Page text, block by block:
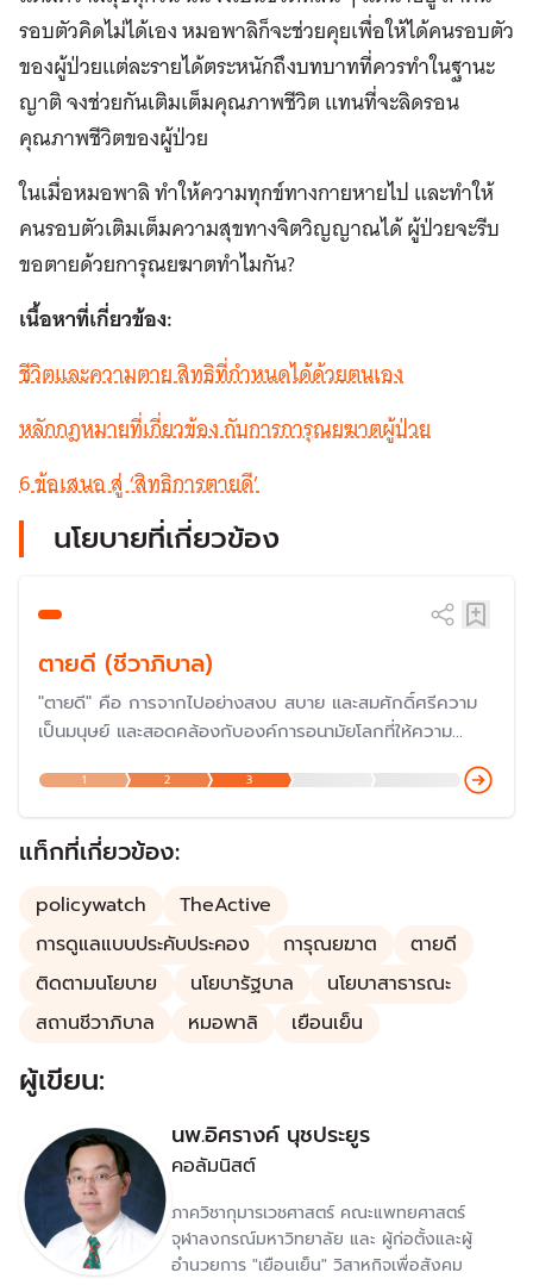
รอบตัวคิดไม่ได้เอง หมอพาลิก็จะช่วยคุยเพื่อให้ได้คนรอบตัว
ของผู้ป่วยแต่ละรายได้ตระหนักถึงบทบาทที่ควรทำในฐานะ
ญาติ จงช่วยกันเติมเต็มคุณภาพชีวิต แทนที่จะลิดรอน
คุณภาพชีวิตของผู้ป่วย
ในเมื่อหมอพาลิ ทำให้ความทุกข์ทางกายหายไป และทำให้
คนรอบตัวเติมเต็มความสุขทางจิตวิญญาณได้ ผู้ป่วยจะรีบ
ขอตายด้วยการุณยฆาตทำไมกัน?
เนื้อหาที่เกี่ยวข้อง:
ชีวิตและความตาย สิทธิที่กำหนดได้ด้วยตนเอง
หลักกฎหมายที่เกี่ยวข้อง กับการการุณยฆาตผู้ป่วย
6 ข้อเสนอ สู่ ‘สิทธิการตายดี’
นโยบายที่เกี่ยวข้อง
ตายดี (ชีวาภิบาล)
"ตายดี" คือ การจากไปอย่างสงบ สบาย และสมศักดิ์ศรีความ
เป็นมนุษย์ และสอดคล้องกับองค์การอนามัยโลกที่ให้ความ
สาธารณสุขต่อยอดเป็น "นโยบายสถานชีวาภิบาล" เพื่อเพิ่ม
คุณภาพชีวิตของผู้ป่วยที่ต้องการดูแลแบบพึ่งพา ผู้ป่วยระยะ
สุดท้าย ผู้ป่วยติดบ้าน ติดเตียง โดยครอบคลุมในทุกมิติ
1 2 3
แท็กที่เกี่ยวข้อง:
policywatch
TheActive
การดูแลแบบประคับประคอง
การุณยฆาต
ตายดี
ติดตามนโยบาย
นโยบารัฐบาล
นโยบาสาธารณะ
สถานชีวาภิบาล
หมอพาลิ เยือนเย็น
ผู้เขียน:
นพ.อิศรางค์ นุชประยูร
คอลัมนิสต์
ภาควิชากุมารเวชศาสตร์ คณะแพทยศาสตร์
จุฬาลงกรณ์มหาวิทยาลัย และ ผู้ก่อตั้งและผู้
อำนวยการ "เยือนเย็น" วิสาหกิจเพื่อสังคม